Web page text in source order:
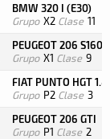
BMW 320 I (E30)
Grupo X2 Clase 11
PEUGEOT 206 S1600
Grupo X1 Clase 9
FIAT PUNTO HGT 1.8
Grupo P2 Clase 3
PEUGEOT 206 GTI
Grupo P1 Clase 2